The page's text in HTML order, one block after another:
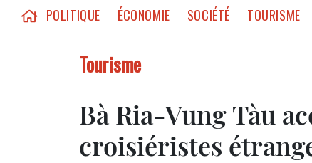
POLITIQUE ÉCONOMIE SOCIÉTÉ TOURISME
Tourisme
Bà Ria-Vung Tàu
croisiéristes